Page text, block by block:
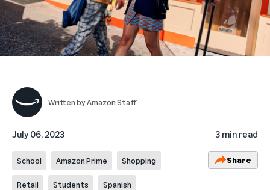
Written byAmazon Staff
July 06, 2023 3 min read
School Amazon Prime Shopping
Retail Students Spanish
Share